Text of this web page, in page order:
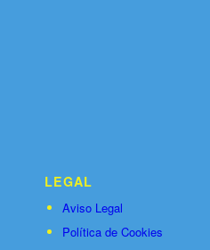
LEGAL
Aviso Legal
Política de Cookies